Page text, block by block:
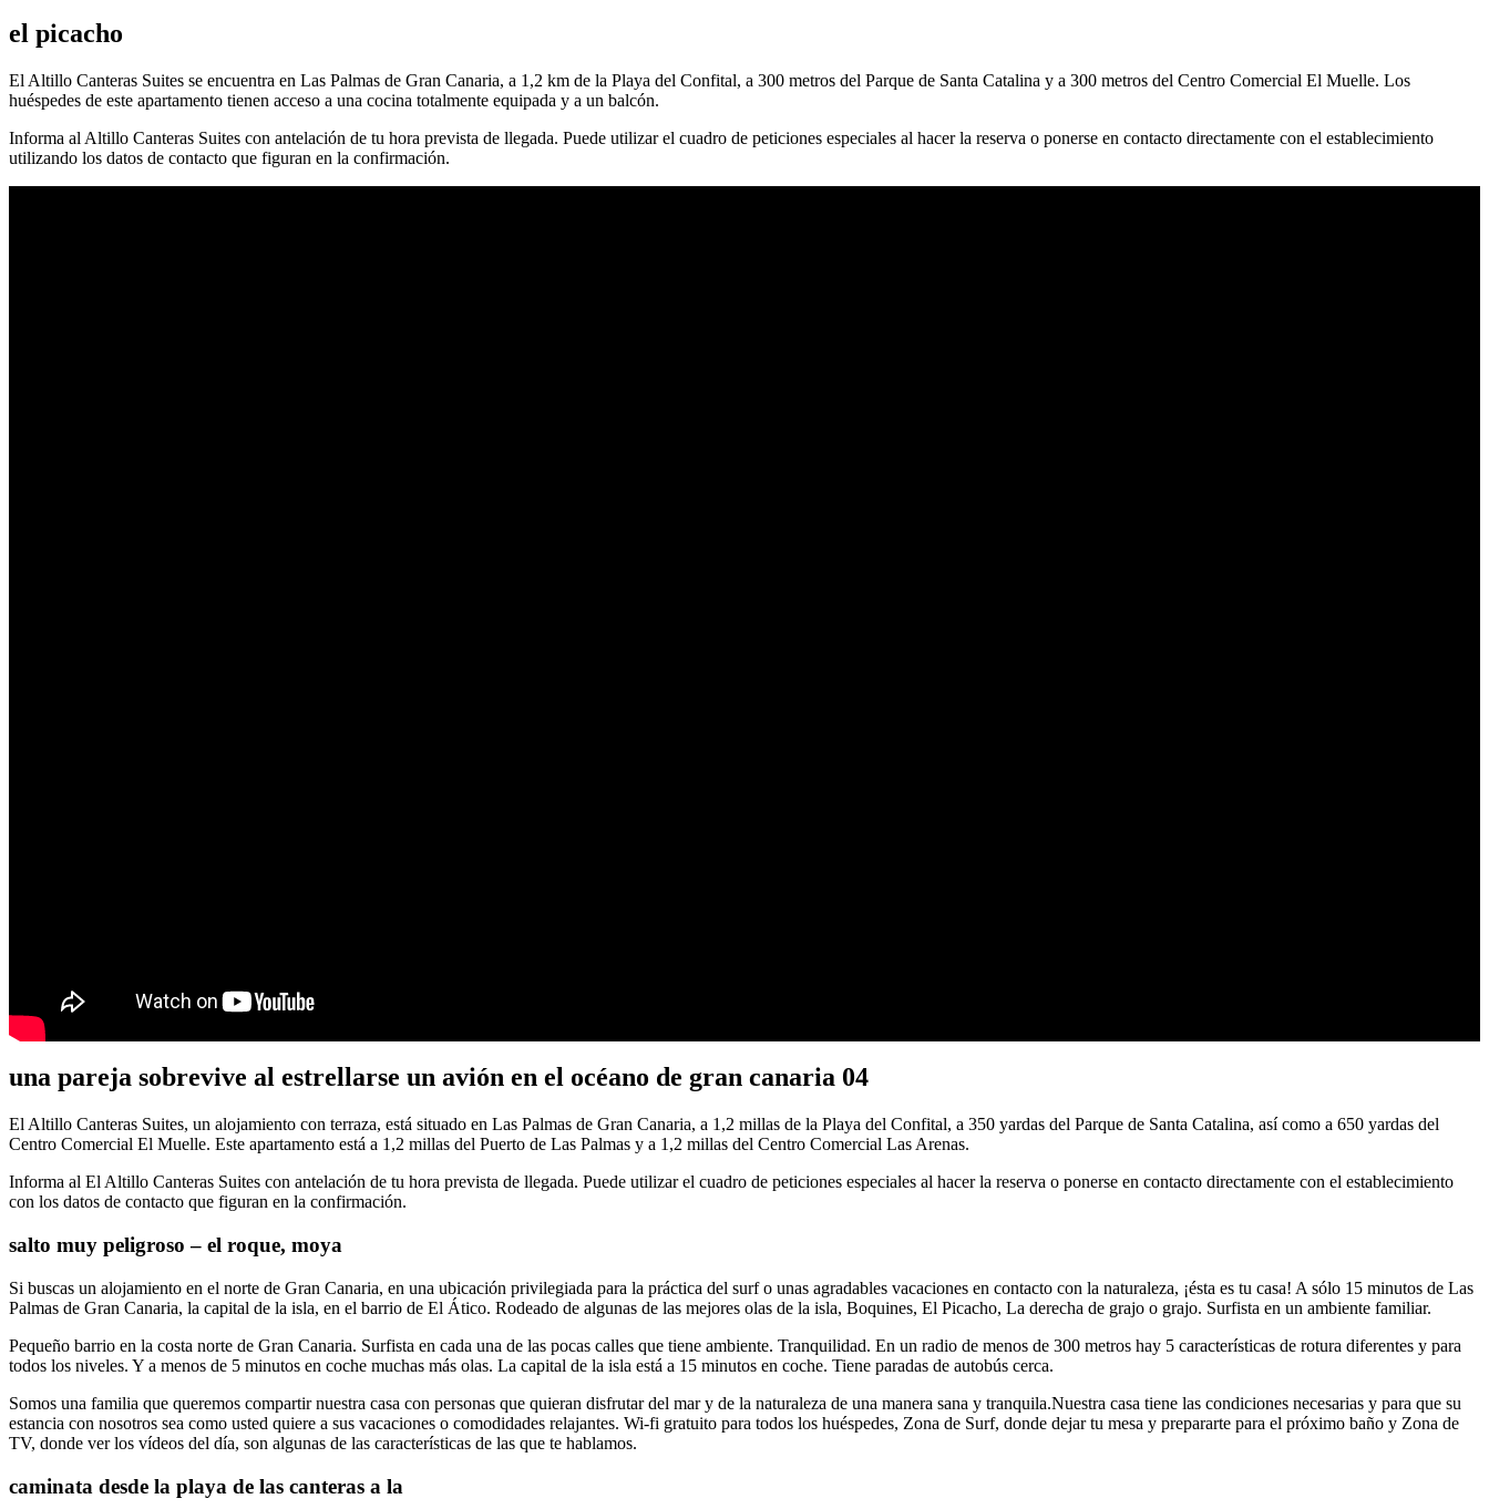
el picacho
El Altillo Canteras Suites se encuentra en Las Palmas de Gran Canaria, a 1,2 km de la Playa del Confital, a 300 metros del Parque de Santa Catalina y a 300 metros del Centro Comercial El Muelle. Los
huéspedes de este apartamento tienen acceso a una cocina totalmente equipada y a un balcón.
Informa al Altillo Canteras Suites con antelación de tu hora prevista de llegada. Puede utilizar el cuadro de peticiones especiales al hacer la reserva o ponerse en contacto directamente con el establecimiento
utilizando los datos de contacto que figuran en la confirmación.
una pareja sobrevive al estrellarse un avión en el océano de gran canaria 04
El Altillo Canteras Suites, un alojamiento con terraza, está situado en Las Palmas de Gran Canaria, a 1,2 millas de la Playa del Confital, a 350 yardas del Parque de Santa Catalina, así como a 650 yardas del
Centro Comercial El Muelle. Este apartamento está a 1,2 millas del Puerto de Las Palmas y a 1,2 millas del Centro Comercial Las Arenas.
Informa al El Altillo Canteras Suites con antelación de tu hora prevista de llegada. Puede utilizar el cuadro de peticiones especiales al hacer la reserva o ponerse en contacto directamente con el establecimiento
con los datos de contacto que figuran en la confirmación.
salto muy peligroso – el roque, moya
Si buscas un alojamiento en el norte de Gran Canaria, en una ubicación privilegiada para la práctica del surf o unas agradables vacaciones en contacto con la naturaleza, ¡ésta es tu casa! A sólo 15 minutos de Las
Palmas de Gran Canaria, la capital de la isla, en el barrio de El Ático. Rodeado de algunas de las mejores olas de la isla, Boquines, El Picacho, La derecha de grajo o grajo. Surfista en un ambiente familiar.
Pequeño barrio en la costa norte de Gran Canaria. Surfista en cada una de las pocas calles que tiene ambiente. Tranquilidad. En un radio de menos de 300 metros hay 5 características de rotura diferentes y para
todos los niveles. Y a menos de 5 minutos en coche muchas más olas. La capital de la isla está a 15 minutos en coche. Tiene paradas de autobús cerca.
Somos una familia que queremos compartir nuestra casa con personas que quieran disfrutar del mar y de la naturaleza de una manera sana y tranquila.Nuestra casa tiene las condiciones necesarias y para que su
estancia con nosotros sea como usted quiere a sus vacaciones o comodidades relajantes. Wi-fi gratuito para todos los huéspedes, Zona de Surf, donde dejar tu mesa y prepararte para el próximo baño y Zona de
TV, donde ver los vídeos del día, son algunas de las características de las que te hablamos.
caminata desde la playa de las canteras a la